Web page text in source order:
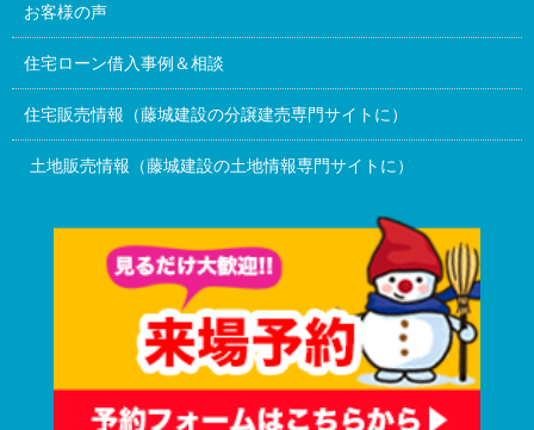
お客様の声
住宅ローン借入事例＆相談
住宅販売情報（藤城建設の分譲建売専門サイトに）
土地販売情報（藤城建設の土地情報専門サイトに）